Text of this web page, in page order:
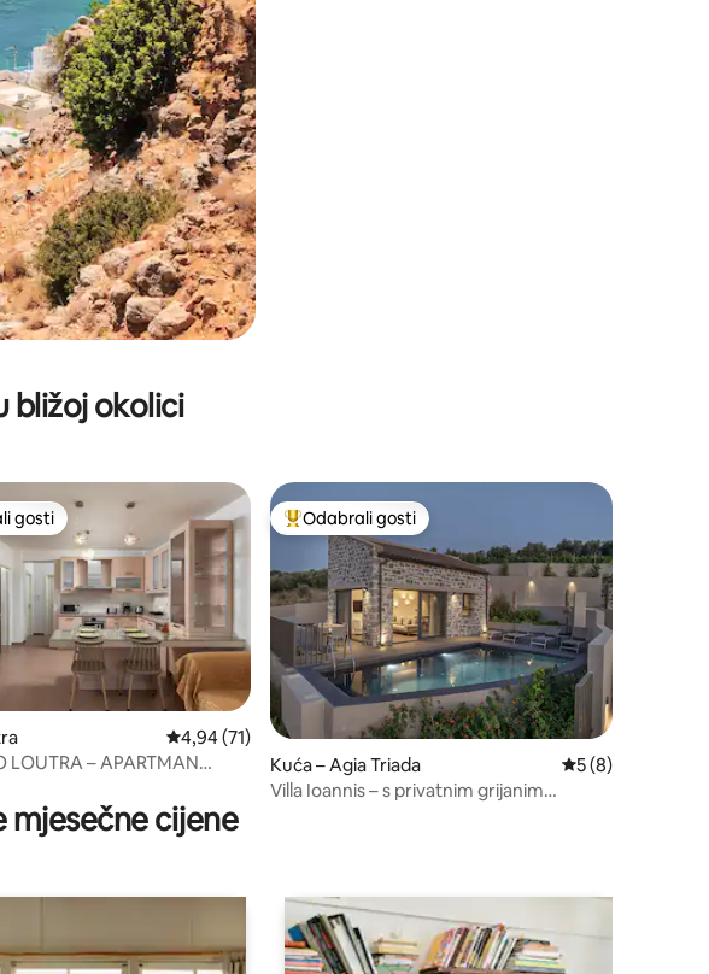
bližoj okolici
recenzija: 24
rangiranima s oznakom „Odabrali gosti”
gosti
Prosječna ocjena: 4,94/5, recenzija: 71
4,94 (71)
LOUTRA – APARTMAN
Među najviše rangiranima s oznakom „Odabrali gosti”
Odabrali gosti
Kuća – Agia Triada Prosječna
5 (8)
Villa Ioannis – s privatnim grijanim
mjesečne cijene